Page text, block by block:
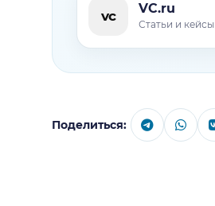
vc VC.ru
Статьи и кейсы
Поделиться: